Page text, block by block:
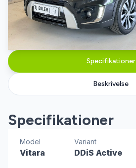
Specifikationer
Beskrivelse
Specifikationer
Model
Vitara
Variant
DDiS Active